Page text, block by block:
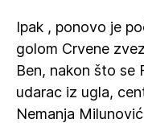
Ipak , ponovo je
golom Crvene
Ben, nakon što se
udarac iz ugla,
Nemanja